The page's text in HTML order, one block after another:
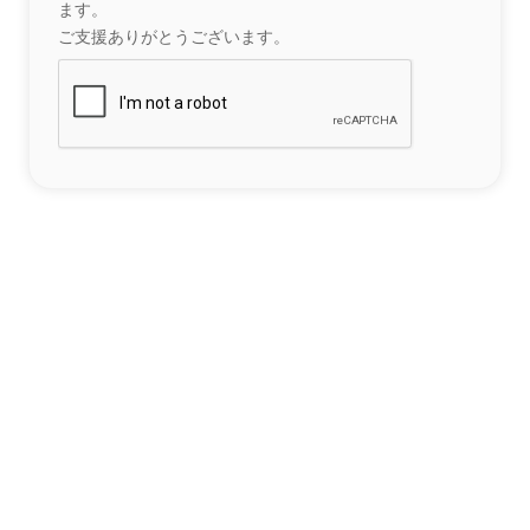
ます。
ご支援ありがとうございます。